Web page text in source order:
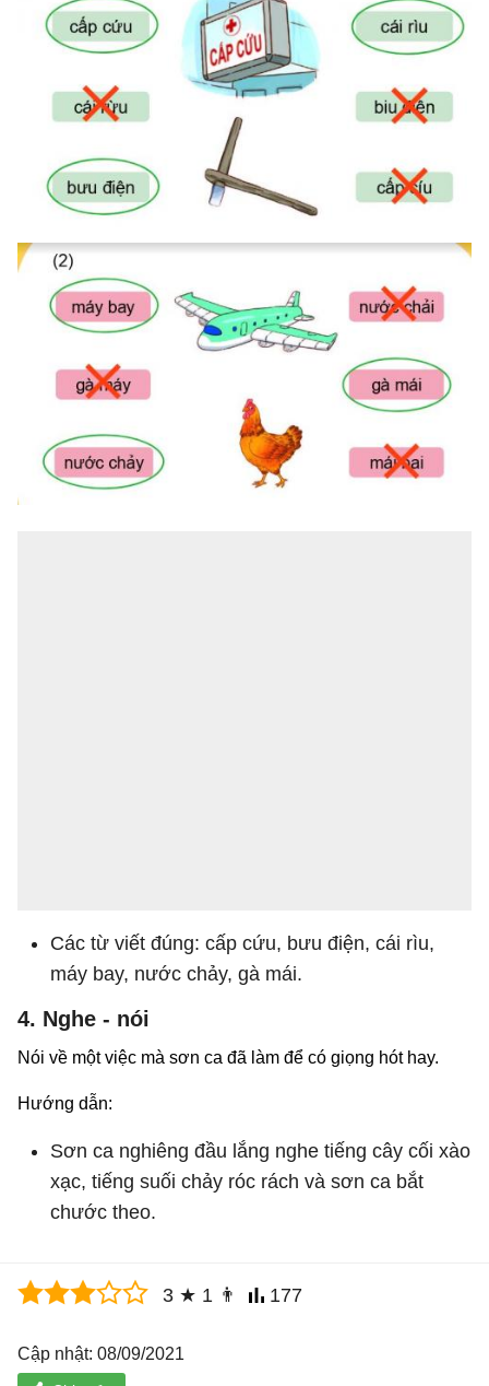
Các từ viết đúng: cấp cứu, bưu điện, cái rìu,
máy bay, nước chảy, gà mái.
4. Nghe - nói
Nói về một việc mà sơn ca đã làm để có giọng hót hay.
Hướng dẫn:
Sơn ca nghiêng đầu lắng nghe tiếng cây cối xào
xạc, tiếng suối chảy róc rách và sơn ca bắt
chước theo.
3 ★ 1 👨 177
Cập nhật: 08/09/2021